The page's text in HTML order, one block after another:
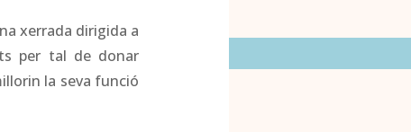
xerrada dirigida a
per tal de donar
la seva funció